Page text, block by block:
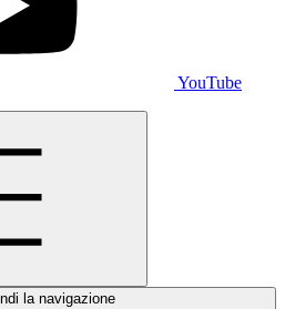
YouTube
la navigazione